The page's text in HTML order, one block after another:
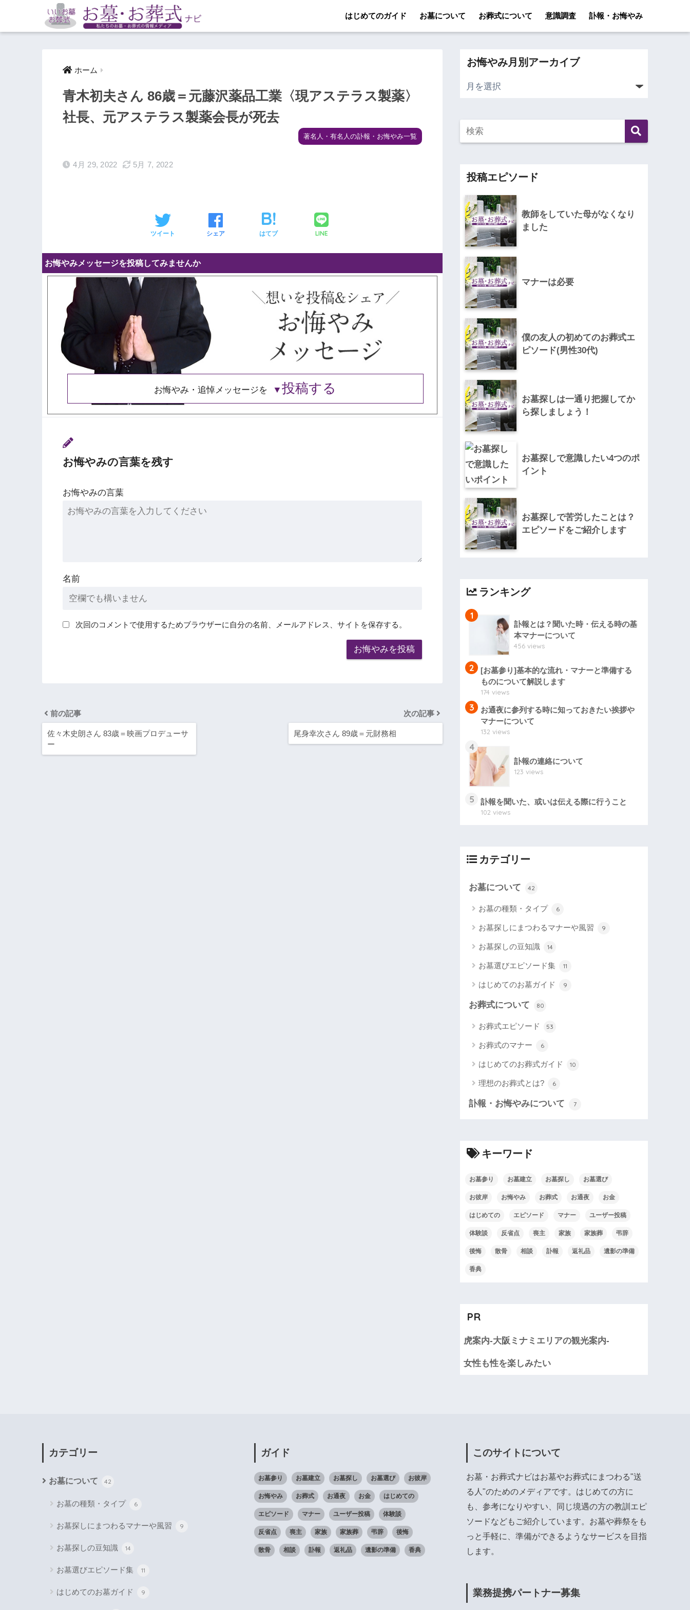
はじめてのガイド お墓について お葬式について 意識調査 訃報・お悔やみ
ホーム
青木初夫さん 86歳＝元藤沢薬品工業〈現アステラス製薬〉
社長、元アステラス製薬会長が死去
著名人・有名人の訃報・お悔やみ一覧
4月 29, 2022 5月 7, 2022
ツイート シェア はてブ LINE
お悔やみメッセージを投稿してみませんか
お悔やみ・追悼メッセージを 投稿する
お悔やみの言葉を残す
お悔やみの言葉
名前
次回のコメントで使用するためブラウザーに自分の名前、メールアドレス、サイトを保存する。
前の記事
佐々木史朗さん 83歳＝映画プロデューサ
ー
次の記事
尾身幸次さん 89歳＝元財務相
お悔やみ月別アーカイブ
投稿エピソード
教師をしていた母がなくなり
ました
マナーは必要
僕の友人の初めてのお葬式エ
ピソード(男性30代)
お墓探しは一通り把握してか
ら探しましょう！
お墓探しで意識したい4つのポ
イント
お墓探しで苦労したことは？
エピソードをご紹介します
ランキング
1
訃報とは？聞いた時・伝える時の基
本マナーについて
456 views
2
[お墓参り]基本的な流れ・マナーと準備する
ものについて解説します
174 views
3
お通夜に参列する時に知っておきたい挨拶や
マナーについて
132 views
4
訃報の連絡について
123 views
5 訃報を聞いた、或いは伝える際に行うこと
102 views
カテゴリー
お墓について 42
お墓の種類・タイプ 6
お墓探しにまつわるマナーや風習 9
お墓探しの豆知識 14
お墓選びエピソード集 11
はじめてのお墓ガイド 9
お葬式について 80
お葬式エピソード 53
お葬式のマナー 6
はじめてのお葬式ガイド 10
理想のお葬式とは? 6
訃報・お悔やみについて 7
キーワード
お墓参り お墓建立 お墓探し お墓選び
お彼岸 お悔やみ お葬式 お通夜 お金
はじめての エピソード マナー ユーザー投稿
体験談 反省点 喪主 家族 家族葬 弔辞
後悔 散骨 相談 訃報 返礼品 遺影の準備
香典
PR
虎案内-大阪ミナミエリアの観光案内-
女性も性を楽しみたい
カテゴリー
お墓について 42
お墓の種類・タイプ 6
お墓探しにまつわるマナーや風習 9
お墓探しの豆知識 14
お墓選びエピソード集 11
はじめてのお墓ガイド 9
ガイド
お墓参り お墓建立 お墓探し お墓選び お彼岸
お悔やみ お葬式 お通夜 お金 はじめての
エピソード マナー ユーザー投稿 体験談
反省点 喪主 家族 家族葬 弔辞 後悔
散骨 相談 訃報 返礼品 遺影の準備 香典
このサイトについて
お墓・お葬式ナビはお墓やお葬式にまつわる"送
る人"のためのメディアです。はじめての方に
も、参考になりやすい、同じ境遇の方の教訓エピ
ソードなどもご紹介しています。お墓や葬祭をも
っと手軽に、準備ができるようなサービスを目指
します。
業務提携パートナー募集